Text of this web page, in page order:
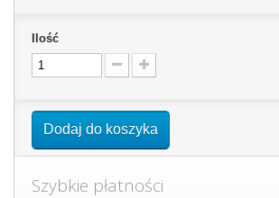
Ilość
Dodaj do koszyka
Szybkie płatności